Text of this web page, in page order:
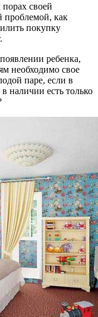
своей
проблемой, как
покупку
ребенка,
необходимо свое
паре, если в
наличии есть только